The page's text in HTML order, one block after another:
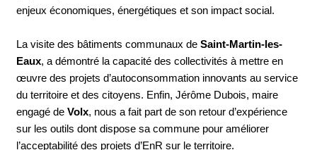
enjeux économiques, énergétiques et son impact social.
La visite des bâtiments communaux de Saint-Martin-les-
Eaux, a démontré la capacité des collectivités à mettre en
œuvre des projets d’autoconsommation innovants au service
du territoire et des citoyens. Enfin, Jérôme Dubois, maire
engagé de Volx, nous a fait part de son retour d’expérience
sur les outils dont dispose sa commune pour améliorer
l’acceptabilité des projets d’EnR sur le territoire.